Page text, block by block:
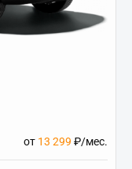
от 13 299 ₽/мес.